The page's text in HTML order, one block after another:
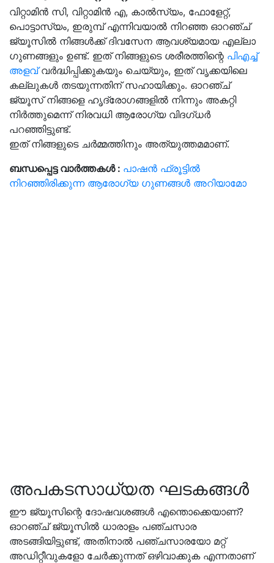
വിറ്റാമിൻ സി, വിറ്റാമിൻ എ, കാൽസ്യം, ഫോളേറ്റ്,
പൊട്ടാസ്യം, ഇരുമ്പ് എന്നിവയാൽ നിറഞ്ഞ ഓറഞ്ച്
ജ്യൂസിൽ നിങ്ങൾക്ക് ദിവസേന ആവശ്യമായ എല്ലാ
ഗുണങ്ങളും ഉണ്ട്. ഇത് നിങ്ങളുടെ ശരീരത്തിന്റെ പിഎച്ച്
അളവ്വർദ്ധിപ്പിക്കുകയും ചെയ്യും, ഇത് വൃക്കയിലെ
കല്ലുകൾ തടയുന്നതിന് സഹായിക്കും. ഓറഞ്ച്
ജ്യൂസ് നിങ്ങളെ ഹൃദ്രോഗങ്ങളിൽ നിന്നും അകറ്റി
നിർത്തുമെന്ന് നിരവധി ആരോഗ്യ വിദഗ്ധർ
പറഞ്ഞിട്ടുണ്ട്.
ഇത് നിങ്ങളുടെ ചർമ്മത്തിനും അത്യുത്തമമാണ്.
ബന്ധപ്പെട്ട വാർത്തകൾ : പാഷൻ ഫ്രൂട്ടിൽ
നിറഞ്ഞിരിക്കുന്ന ആരോഗ്യ ഗുണങ്ങൾ അറിയാമോ
അപകടസാധ്യത ഘടകങ്ങൾ
ഈ ജ്യൂസിന്റെ ദോഷവശങ്ങൾ എന്തൊക്കെയാണ്?
ഓറഞ്ച് ജ്യൂസിൽ ധാരാളം പഞ്ചസാര
അടങ്ങിയിട്ടുണ്ട്, അതിനാൽ പഞ്ചസാരയോ മറ്റ്
അഡിറ്റീവുകളോ ചേർക്കുന്നത് ഒഴിവാക്കുക എന്നതാണ്